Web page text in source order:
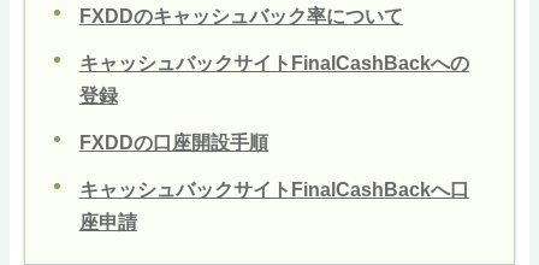
FXDDのキャッシュバック率について
キャッシュバックサイトFinalCashBackへの
登録
FXDDの口座開設手順
キャッシュバックサイトFinalCashBackへ口
座申請